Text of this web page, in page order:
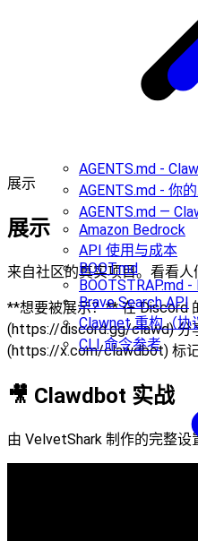
AGENTS.md -
AGENTS.md - 你
AGENTS.md —
Amazon Bedrock
API 使用与成本
BOOT.md
BOOTSTRAP.md
Brave Search API
Clawnet 重构（协
CLI 命令参考
展示
展示
来自社区的真实项目。看看人
**想要被展示？** 在 Discord
(https://discord.gg/clawd) 分
(https://x.com/clawdbot) 标记
🎥 Clawdbot 实战
由 VelvetShark 制作的完整设